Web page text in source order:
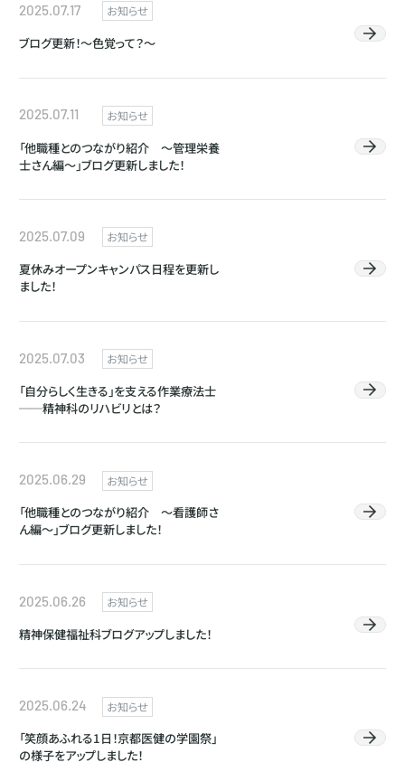
2025.07.17 お知らせ
ブログ更新！～色覚って？～
2025.07.11 お知らせ
「他職種とのつながり紹介 ～管理栄養
士さん編～」ブログ更新しました！
2025.07.09 お知らせ
夏休みオープンキャンパス日程を更新し
ました！
2025.07.03 お知らせ
「自分らしく生きる」を支える作業療法士
──精神科のリハビリとは？
2025.06.29 お知らせ
「他職種とのつながり紹介 ～看護師さ
ん編～」ブログ更新しました！
2025.06.26 お知らせ
精神保健福祉科ブログアップしました！
2025.06.24 お知らせ
「笑顔あふれる1日！京都医健の学園祭」
の様子をアップしました！